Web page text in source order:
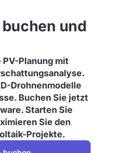
und
Planung mit
Drohnenmodelle
Buchen Sie jetzt
Starten Sie
Sie den
Projekte.